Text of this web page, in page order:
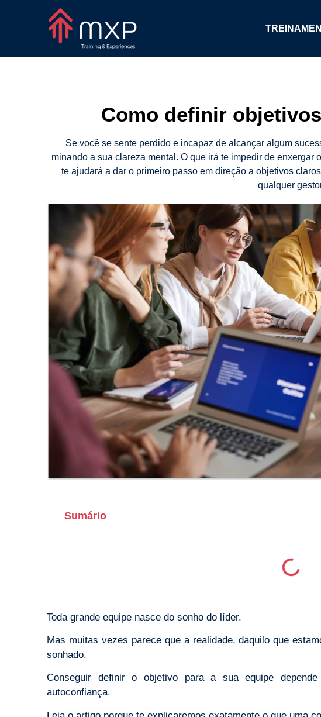
Como definir
Se você se sente perdido e incapaz de alcançar algum
minando a sua clareza mental. O que irá te impedir de enxergar
te ajudará a dar o primeiro passo em direção a objetivos
qualquer
Sumário
Toda grande equipe nasce do sonho do líder.
Mas muitas vezes parece que a realidade, daquilo que
sonhado.
Conseguir definir o objetivo para a sua equipe
autoconfiança.